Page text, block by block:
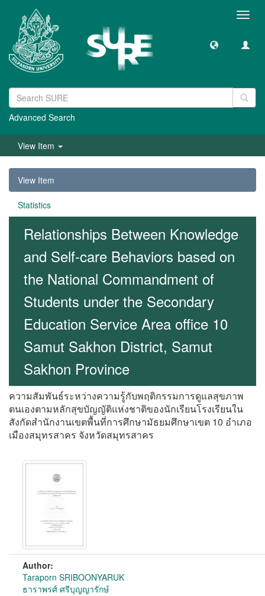
Advanced Search
View Item
View Item
Statistics
Relationships Between Knowledge
and Self-care Behaviors based on
the National Commandment of
Students under the Secondary
Education Service Area office 10
Samut Sakhon District, Samut
Sakhon Province
ความสัมพันธ์ระหว่างความรู้กับพฤติกรรมการดูแลสุขภาพ
ตนเองตามหลักสุขบัญญัติแห่งชาติของนักเรียนโรงเรียนใน
สังกัดสำนักงานเขตพื้นที่การศึกษามัธยมศึกษาเขต 10 อำเภอ
เมืองสมุทรสาคร จังหวัดสมุทรสาคร
Author:
Taraporn SRIBOONYARUK
ธาราพรศ์ ศรีบุญญารักษ์